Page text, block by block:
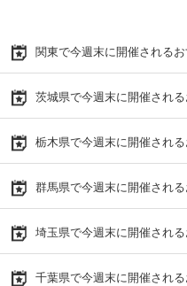
関東で今週末に開催される
茨城県で今週末に開催され
栃木県で今週末に開催され
群馬県で今週末に開催され
埼玉県で今週末に開催され
千葉県で今週末に開催され